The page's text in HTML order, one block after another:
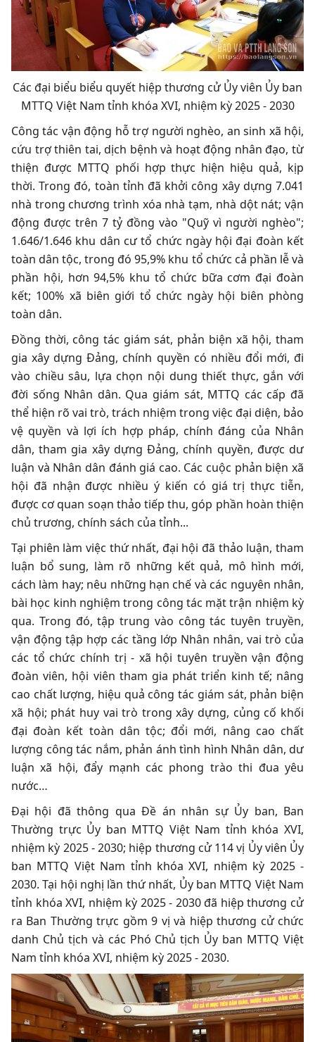
Các đại biểu biểu quyết hiệp thương cử Ủy viên Ủy ban
MTTQ Việt Nam tỉnh khóa XVI, nhiệm kỳ 2025 - 2030
Công tác vận động hỗ trợ người nghèo, an sinh xã hội,
cứu trợ thiên tai, dịch bệnh và hoạt động nhân đạo, từ
thiện được MTTQ phối hợp thực hiện hiệu quả, kịp
thời. Trong đó, toàn tỉnh đã khởi công xây dựng 7.041
nhà trong chương trình xóa nhà tạm, nhà dột nát; vận
động được trên 7 tỷ đồng vào "Quỹ vì người nghèo";
1.646/1.646 khu dân cư tổ chức ngày hội đại đoàn kết
toàn dân tộc, trong đó 95,9% khu tổ chức cả phần lễ và
phần hội, hơn 94,5% khu tổ chức bữa cơm đại đoàn
kết; 100% xã biên giới tổ chức ngày hội biên phòng
toàn dân.
Đồng thời, công tác giám sát, phản biện xã hội, tham
gia xây dựng Đảng, chính quyền có nhiều đổi mới, đi
vào chiều sâu, lựa chọn nội dung thiết thực, gắn với
đời sống Nhân dân. Qua giám sát, MTTQ các cấp đã
thể hiện rõ vai trò, trách nhiệm trong việc đại diện, bảo
vệ quyền và lợi ích hợp pháp, chính đáng của Nhân
dân, tham gia xây dựng Đảng, chính quyền, được dư
luận và Nhân dân đánh giá cao. Các cuộc phản biện xã
hội đã nhận được nhiều ý kiến có giá trị thực tiễn,
được cơ quan soạn thảo tiếp thu, góp phần hoàn thiện
chủ trương, chính sách của tỉnh...
Tại phiên làm việc thứ nhất, đại hội đã thảo luận, tham
luận bổ sung, làm rõ những kết quả, mô hình mới,
cách làm hay; nêu những hạn chế và các nguyên nhân,
bài học kinh nghiệm trong công tác mặt trận nhiệm kỳ
qua. Trong đó, tập trung vào công tác tuyên truyền,
vận động tập hợp các tầng lớp Nhân nhân, vai trò của
các tổ chức chính trị - xã hội tuyên truyền vận động
đoàn viên, hội viên tham gia phát triển kinh tế; nâng
cao chất lượng, hiệu quả công tác giám sát, phản biện
xã hội; phát huy vai trò trong xây dựng, củng cố khối
đại đoàn kết toàn dân tộc; đổi mới, nâng cao chất
lượng công tác nắm, phản ánh tình hình Nhân dân, dư
luận xã hội, đẩy mạnh các phong trào thi đua yêu
nước…
Đại hội đã thông qua Đề án nhân sự Ủy ban, Ban
Thường trực Ủy ban MTTQ Việt Nam tỉnh khóa XVI,
nhiệm kỳ 2025 - 2030; hiệp thương cử 114 vị Ủy viên Ủy
ban MTTQ Việt Nam tỉnh khóa XVI, nhiệm kỳ 2025 -
2030. Tại hội nghị lần thứ nhất, Ủy ban MTTQ Việt Nam
tỉnh khóa XVI, nhiệm kỳ 2025 - 2030 đã hiệp thương cử
ra Ban Thường trực gồm 9 vị và hiệp thương cử chức
danh Chủ tịch và các Phó Chủ tịch Ủy ban MTTQ Việt
Nam tỉnh khóa XVI, nhiệm kỳ 2025 - 2030.